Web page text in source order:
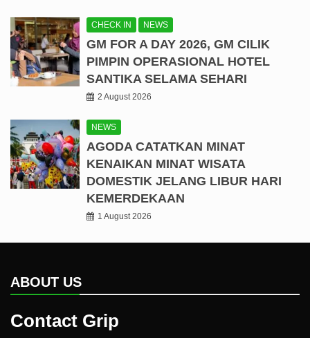
CHECK IN NEWS
GM FOR A DAY 2026, GM CILIK
PIMPIN OPERASIONAL HOTEL
SANTIKA SELAMA SEHARI
2 August 2026
NEWS
AGODA CATATKAN MINAT
KENAIKAN MINAT WISATA
DOMESTIK JELANG LIBUR HARI
KEMERDEKAAN
1 August 2026
ABOUT US
Contact Grip